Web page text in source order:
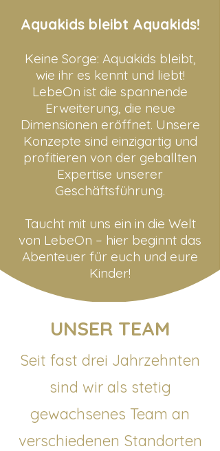
Aquakids bleibt Aquakids!
Keine Sorge: Aquakids bleibt,
wie ihr es kennt und liebt!
LebeOn ist die spannende
Erweiterung, die neue
Dimensionen eröffnet. Unsere
Konzepte sind einzigartig und
profitieren von der geballten
Expertise unserer
Geschäftsführung.
Taucht mit uns ein in die Welt
von LebeOn – hier beginnt das
Abenteuer für euch und eure
Kinder!
UNSER TEAM
Seit fast drei Jahrzehnten
sind wir als stetig
gewachsenes Team an
verschiedenen Standorten